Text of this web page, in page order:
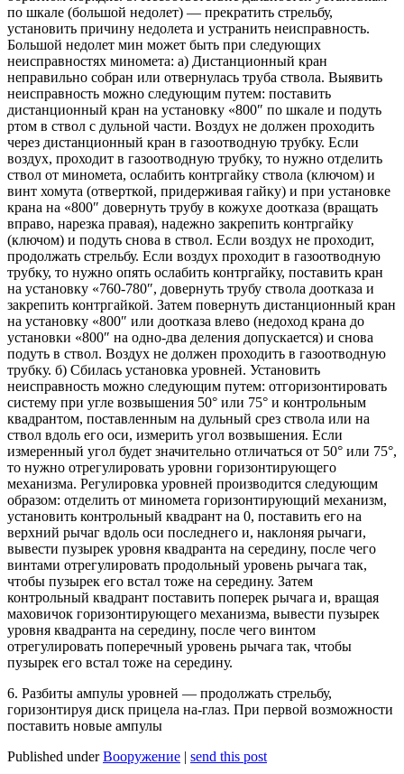
по шкале (большой недолет) — прекратить стрельбу,
установить причину недолета и устранить неисправность.
Большой недолет мин может быть при следующих
неисправностях миномета: а) Дистанционный кран
неправильно собран или отвернулась труба ствола. Выявить
неисправность можно следующим путем: поставить
дистанционный кран на установку «800″ по шкале и подуть
ртом в ствол с дульной части. Воздух не должен проходить
через дистанционный кран в газоотводную трубку. Если
воздух, проходит в газоотводную трубку, то нужно отделить
ствол от миномета, ослабить контргайку ствола (ключом) и
винт хомута (отверткой, придерживая гайку) и при установке
крана на «800″ довернуть трубу в кожухе доотказа (вращать
вправо, нарезка правая), надежно закрепить контргайку
(ключом) и подуть снова в ствол. Если воздух не проходит,
продолжать стрельбу. Если воздух проходит в газоотводную
трубку, то нужно опять ослабить контргайку, поставить кран
на установку «760-780″, довернуть трубу ствола доотказа и
закрепить контргайкой. Затем повернуть дистанционный кран
на установку «800″ или доотказа влево (недоход крана до
установки «800″ на одно-два деления допускается) и снова
подуть в ствол. Воздух не должен проходить в газоотводную
трубку. б) Сбилась установка уровней. Установить
неисправность можно следующим путем: отгоризонтировать
систему при угле возвышения 50° или 75° и контрольным
квадрантом, поставленным на дульный срез ствола или на
ствол вдоль его оси, измерить угол возвышения. Если
измеренный угол будет значительно отличаться от 50° или 75°,
то нужно отрегулировать уровни горизонтирующего
механизма. Регулировка уровней производится следующим
образом: отделить от миномета горизонтирующий механизм,
установить контрольный квадрант на 0, поставить его на
верхний рычаг вдоль оси последнего и, наклоняя рычаги,
вывести пузырек уровня квадранта на середину, после чего
винтами отрегулировать продольный уровень рычага так,
чтобы пузырек его встал тоже на середину. Затем
контрольный квадрант поставить поперек рычага и, вращая
маховичок горизонтирующего механизма, вывести пузырек
уровня квадранта на середину, после чего винтом
отрегулировать поперечный уровень рычага так, чтобы
пузырек его встал тоже на середину.
6. Разбиты ампулы уровней — продолжать стрельбу,
горизонтируя диск прицела на-глаз. При первой возможности
поставить новые ампулы
Published underВооружение | send this post